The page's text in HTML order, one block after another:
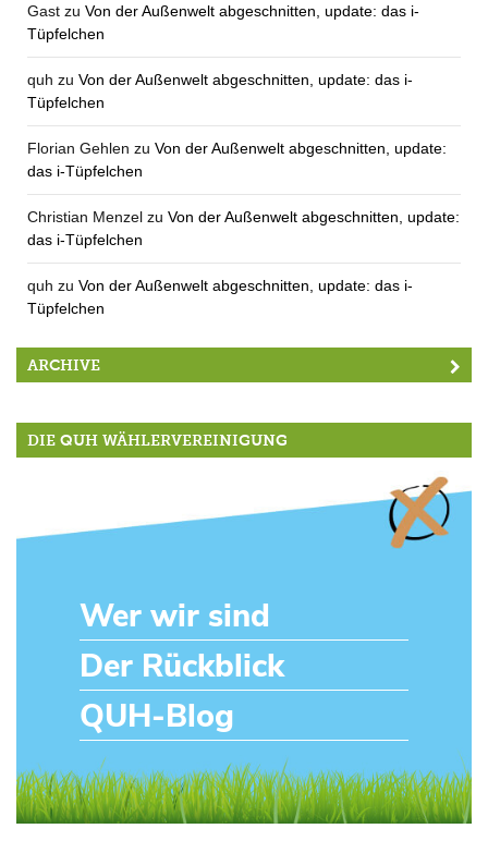
Gast zu Von der Außenwelt abgeschnitten, update: das i-
Tüpfelchen
quh zu Von der Außenwelt abgeschnitten, update: das i-
Tüpfelchen
Florian Gehlen zu Von der Außenwelt abgeschnitten, update:
das i-Tüpfelchen
Christian Menzel zu Von der Außenwelt abgeschnitten, update:
das i-Tüpfelchen
quh zu Von der Außenwelt abgeschnitten, update: das i-
Tüpfelchen
ARCHIVE
DIE QUH WÄHLERVEREINIGUNG
Wer wir sind
Der Rückblick
QUH-Blog